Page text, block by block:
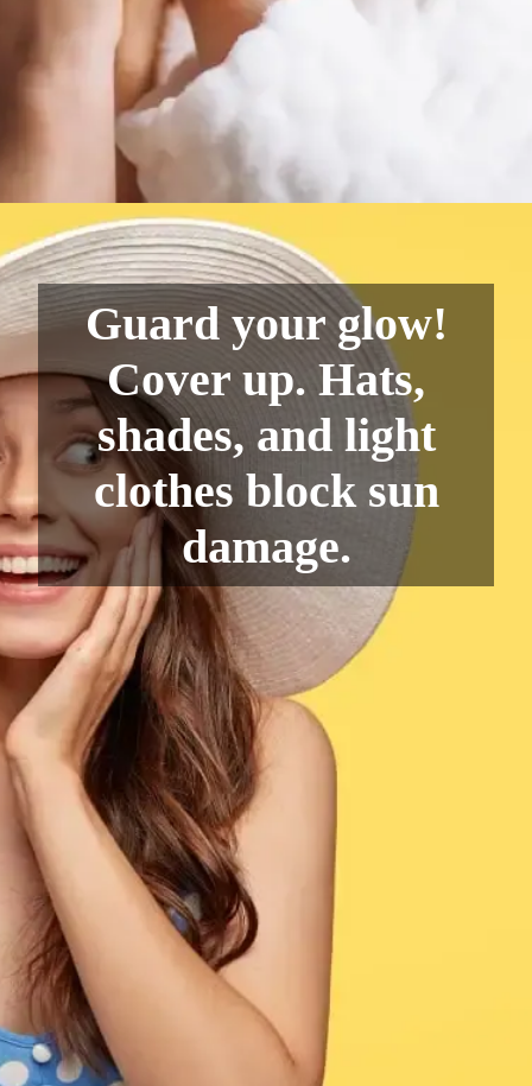
Guard your glow!
Cover up. Hats,
shades, and light
clothes block sun
damage.